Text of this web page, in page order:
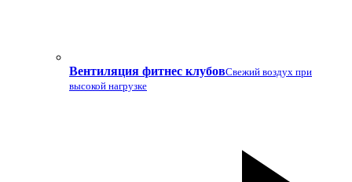
Вентиляция фитнес клубовСвежий воздух при
высокой нагрузке